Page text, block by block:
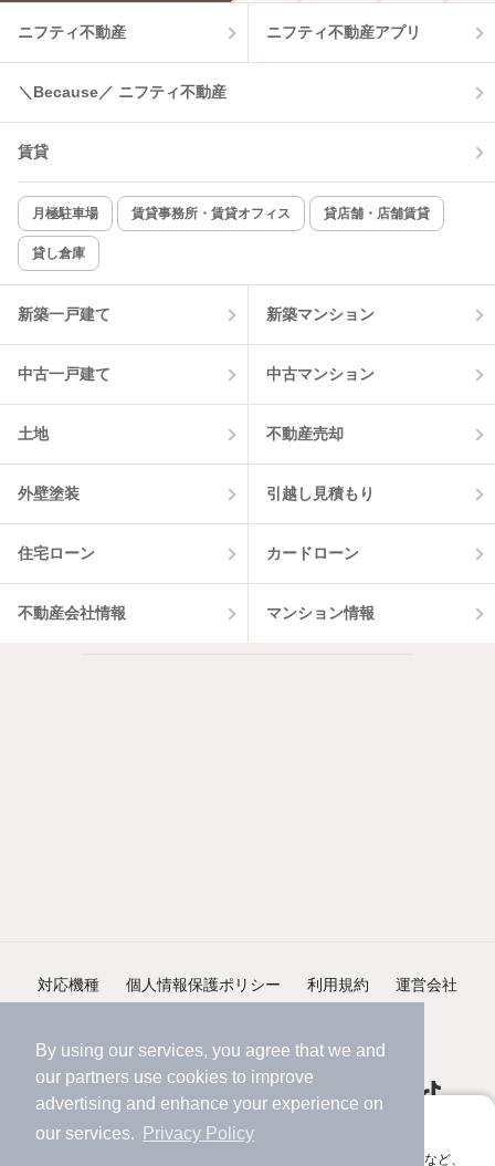
By using our services, you agree that we and
our partners use cookies to improve
advertising and enhance your experience on
our services.
Privacy Policy
アプリに切り替えて、サクサクお部屋探し
会員登録なしですぐ使える。マップ検索やお気に入り保存など、
温水洗浄便座 オートロック
コンロ2口以上
新着のみ インターネット無料
該当件数:
物件一覧に反映
ニフティ不動産 ニフティ不動産アプリ
＼Because／ ニフティ不動産
賃貸
月極駐車場 賃貸事務所・賃貸オフィス 貸店舗・店舗賃貸
貸し倉庫
新築一戸建て 新築マンション
中古一戸建て 中古マンション
土地 不動産売却
外壁塗装 引越し見積もり
住宅ローン カードローン
不動産会社情報 マンション情報
対応機種 個人情報保護ポリシー 利用規約 運営会社